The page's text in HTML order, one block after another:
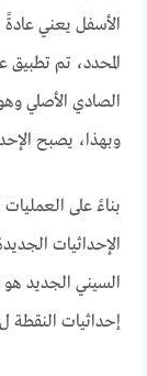
الأسفل يعني
وبهذا، يصبح
بناءً على
الإحداثيات
إحداثيات النقطة